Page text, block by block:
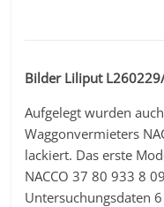
Bilder Liliput
Aufgelegt wurden
Waggonvermieters
lackiert. Das erste
NACCO 37 80 933 8
Untersuchungsdaten 6